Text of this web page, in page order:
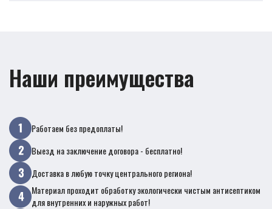
Наши преимущества
Работаем без предоплаты!
Выезд на заключение договора - бесплатно!
Доставка в любую точку центрального региона!
Материал проходит обработку экологически чистым антисептиком
для внутренних и наружных работ!